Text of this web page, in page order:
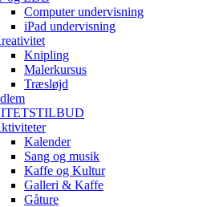
Computer undervisning
iPad undervisning
Knipling
Malerkursus
Træsløjd
Kalender
Sang og musik
Kaffe og Kultur
Galleri & Kaffe
Gåture